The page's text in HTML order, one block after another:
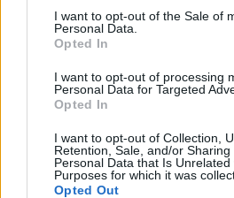
consent section.
I want to opt-out of the Sale of
Personal Data.
Opted In
I want to opt-out of processing
Personal Data for Targeted
Opted In
I want to opt-out of Collection,
Retention, Sale, and/or Sharing
Personal Data that Is Unrelated
Purposes for which it was
Opted Out
Tags: ΚΟΚ ΟΔΙΚΗ ΑΣΦΑΛΕΙΑ
RELATED NEWS